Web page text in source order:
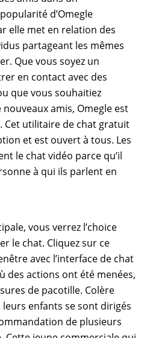
d’Omegle
elle met en relation des
partageant les mêmes
Que vous soyez un
en contact avec des
que vous souhaitiez
amis, Omegle est
Cet utilitaire de chat gratuit
et est ouvert à tous. Les
le chat vidéo parce qu’il
à qui ils parlent en
vous verrez l’choice
le chat. Cliquez sur ce
avec l’interface de chat
des actions ont été menées,
de pacotille. Colère
enfants se sont dirigés
de plusieurs